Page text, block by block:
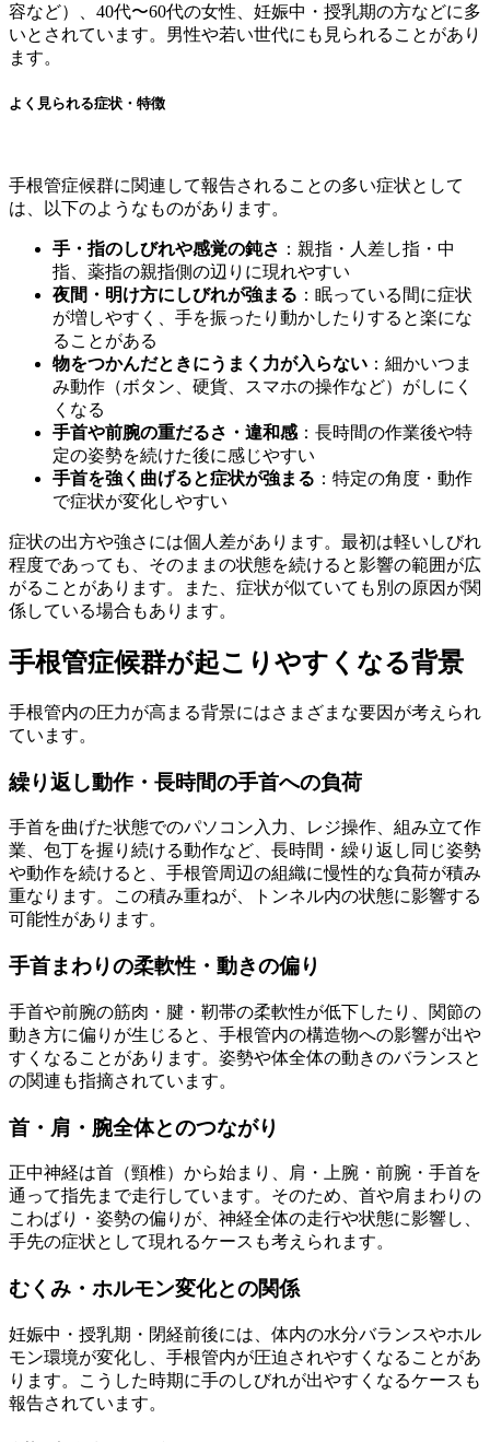
容など）、40代〜60代の女性、妊娠中・授乳期の方などに多
いとされています。男性や若い世代にも見られることがあり
ます。
よく見られる症状・特徴
手根管症候群に関連して報告されることの多い症状として
は、以下のようなものがあります。
手・指のしびれや感覚の鈍さ ：親指・人差し指・中
指、薬指の親指側の辺りに現れやすい
夜間・明け方にしびれが強まる ：眠っている間に症状
が増しやすく、手を振ったり動かしたりすると楽にな
ることがある
物をつかんだときにうまく力が入らない ：細かいつま
み動作（ボタン、硬貨、スマホの操作など）がしにく
くなる
手首や前腕の重だるさ・違和感 ：長時間の作業後や特
定の姿勢を続けた後に感じやすい
手首を強く曲げると症状が強まる ：特定の角度・動作
で症状が変化しやすい
症状の出方や強さには個人差があります。最初は軽いしびれ
程度であっても、そのままの状態を続けると影響の範囲が広
がることがあります。また、症状が似ていても別の原因が関
係している場合もあります。
手根管症候群が起こりやすくなる背景
手根管内の圧力が高まる背景にはさまざまな要因が考えられ
ています。
繰り返し動作・長時間の手首への負荷
手首を曲げた状態でのパソコン入力、レジ操作、組み立て作
業、包丁を握り続ける動作など、長時間・繰り返し同じ姿勢
や動作を続けると、手根管周辺の組織に慢性的な負荷が積み
重なります。この積み重ねが、トンネル内の状態に影響する
可能性があります。
手首まわりの柔軟性・動きの偏り
手首や前腕の筋肉・腱・靭帯の柔軟性が低下したり、関節の
動き方に偏りが生じると、手根管内の構造物への影響が出や
すくなることがあります。姿勢や体全体の動きのバランスと
の関連も指摘されています。
首・肩・腕全体とのつながり
正中神経は首（頸椎）から始まり、肩・上腕・前腕・手首を
通って指先まで走行しています。そのため、首や肩まわりの
こわばり・姿勢の偏りが、神経全体の走行や状態に影響し、
手先の症状として現れるケースも考えられます。
むくみ・ホルモン変化との関係
妊娠中・授乳期・閉経前後には、体内の水分バランスやホル
モン環境が変化し、手根管内が圧迫されやすくなることがあ
ります。こうした時期に手のしびれが出やすくなるケースも
報告されています。